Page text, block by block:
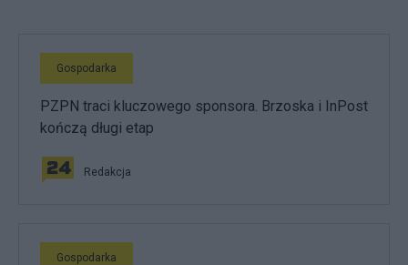
Gospodarka
PZPN traci kluczowego sponsora. Brzoska i InPost
kończą długi etap
Redakcja
Gospodarka